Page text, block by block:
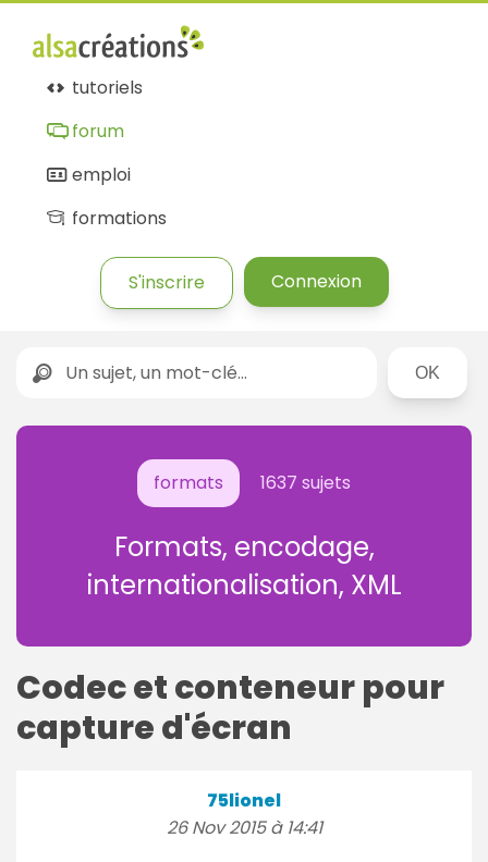
tutoriels
forum
emploi
formations
S'inscrire Connexion
Rechercher
formats 1637 sujets
Formats, encodage,
internationalisation, XML
Codec et conteneur pour
capture d'écran
75lionel
26 Nov 2015 à 14:41